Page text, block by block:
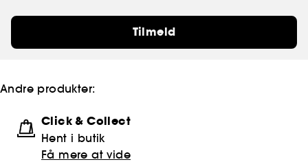
Tilmeld
Andre produkter:
Click & Collect
Hent i butik
Få mere at vide